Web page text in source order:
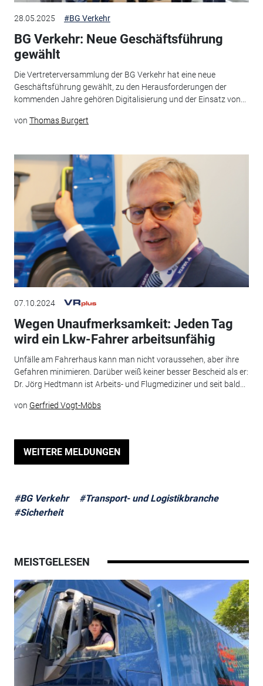
28.05.2025 #BG Verkehr
BG Verkehr: Neue Geschäftsführung
gewählt
Die Vertreterversammlung der BG Verkehr hat eine neue
Geschäftsführung gewählt, zu den Herausforderungen der
kommenden Jahre gehören Digitalisierung und der Einsatz von...
von Thomas Burgert
07.10.2024
Wegen Unaufmerksamkeit: Jeden Tag
wird ein Lkw-Fahrer arbeitsunfähig
Unfälle am Fahrerhaus kann man nicht voraussehen, aber ihre
Gefahren minimieren. Darüber weiß keiner besser Bescheid als er:
Dr. Jörg Hedtmann ist Arbeits- und Flugmediziner und seit bald...
von Gerfried Vogt-Möbs
WEITERE MELDUNGEN
#BG Verkehr
#Transport- und Logistikbranche
#Sicherheit
MEISTGELESEN